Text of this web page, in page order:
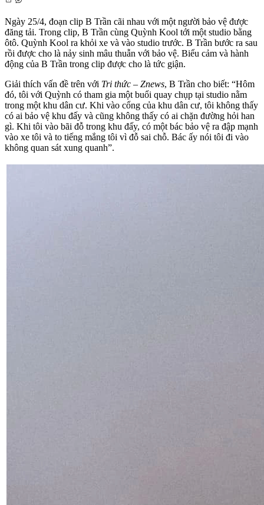
Ngày 25/4, đoạn clip B Trần cãi nhau với một người bảo vệ được
đăng tải. Trong clip, B Trần cùng Quỳnh Kool tới một studio bằng
ôtô. Quỳnh Kool ra khỏi xe và vào studio trước. B Trần bước ra sau
rồi được cho là nảy sinh mâu thuẫn với bảo vệ. Biểu cảm và hành
động của B Trần trong clip được cho là tức giận.
Giải thích vấn đề trên với Tri thức – Znews, B Trần cho biết: “Hôm
đó, tôi với Quỳnh có tham gia một buổi quay chụp tại studio nằm
trong một khu dân cư. Khi vào cổng của khu dân cư, tôi không thấy
có ai bảo vệ khu đấy và cũng không thấy có ai chặn đường hỏi han
gì. Khi tôi vào bãi đỗ trong khu đấy, có một bác bảo vệ ra đập mạnh
vào xe tôi và to tiếng mắng tôi vì đỗ sai chỗ. Bác ấy nói tôi đi vào
không quan sát xung quanh”.